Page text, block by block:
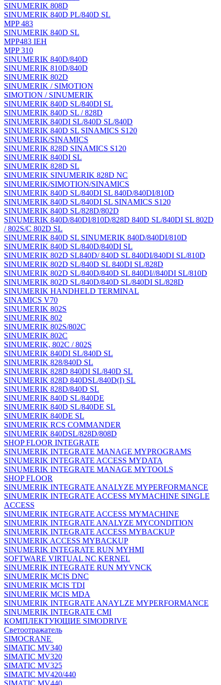
SINUMERIK 808D
SINUMERIK 840D PL/840D SL
MPP 483
SINUMERIK 840D SL
MPP483 IEH
MPP 310
SINUMERIK 840D/840D
SINUMERIK 810D/840D
SINUMERIK 802D
SINUMERIK / SIMOTION
SIMOTION / SINUMERIK
SINUMERIK 840D SL/840DI SL
SINUMERIK 840D SL / 828D
SINUMERIK 840DI SL/840D SL/840D
SINUMERIK 840D SL SINAMICS S120
SINUMERIK/SINAMICS
SINUMERIK 828D SINAMICS S120
SINUMERIK 840DI SL
SINUMERIK 828D SL
SINUMERIK SINUMERIK 828D NC
SINUMERIK/SIMOTION/SINAMICS
SINUMERIK 840D SL/840DI SL 840D/840DI/810D
SINUMERIK 840D SL/840DI SL SINAMICS S120
SINUMERIK 840D SL/828D/802D
SINUMERIK 840D/840DI/810D/828D 840D SL/840DI SL 802D
/ 802S/C 802D SL
SINUMERIK 840D SL SINUMERIK 840D/840DI/810D
SINUMERIK 840D SL/840D/840DI SL
SINUMERIK 802D SL840D/ 840D SL 840DI/840DI SL/810D
SINUMERIK 802D SL/840D SL 840DI SL/828D
SINUMERIK 802D SL/840D/840D SL 840DI//840DI SL/810D
SINUMERIK 802D SL/840D/840D SL/840DI SL/828D
SINUMERIK HANDHELD TERMINAL
SINAMICS V70
SINUMERIK 802S
SINUMERIK 802
SINUMERIK 802S/802C
SINUMERIK 802C
SINUMERIK, 802C / 802S
SINUMERIK 840DI SL/840D SL
SINUMERIK 828/840D SL
SINUMERIK 828D 840DI SL/840D SL
SINUMERIK 828D 840DSL/840D(I) SL
SINUMERIK 828D/840D SL
SINUMERIK 840D SL/840DE
SINUMERIK 840D SL/840DE SL
SINUMERIK 840DE SL
SINUMERIK RCS COMMANDER
SINUMERIK 840DSL/828D/808D
SHOP FLOOR INTEGRATE
SINUMERIK INTEGRATE MANAGE MYPROGRAMS
SINUMERIK INTEGRATE ACCESS MYDATA
SINUMERIK INTEGRATE MANAGE MYTOOLS
SHOP FLOOR
SINUMERIK INTEGRATE ANALYZE MYPERFORMANCE
SINUMERIK INTEGRATE ACCESS MYMACHINE SINGLE
ACCESS
SINUMERIK INTEGRATE ACCESS MYMACHINE
SINUMERIK INTEGRATE ANALYZE MYCONDITION
SINUMERIK INTEGRATE ACCESS MYBACKUP
SINUMERIK ACCESS MYBACKUP
SINUMERIK INTEGRATE RUN MYHMI
SOFTWARE VIRTUAL NC KERNEL
SINUMERIK INTEGRATE RUN MYVNCK
SINUMERIK MCIS DNC
SINUMERIK MCIS TDI
SINUMERIK MCIS MDA
SINUMERIK INTEGRATE ANAYLZE MYPERFORMANCE
SINUMERIK INTEGRATE CMI
КОМПЛЕКТУЮЩИЕ SIMODRIVE
Светоотражатель
SIMOCRANE
SIMATIC MV340
SIMATIC MV320
SIMATIC MV325
SIMATIC MV420/440
SIMATIC MV440